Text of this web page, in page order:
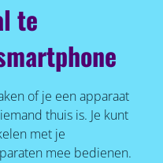
te
of je een apparaat
thuis is. Je kunt
met je
mee bedienen.